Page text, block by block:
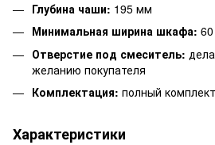
Глубина чаши: 195 мм
Минимальная ширина шкафа:
Отверстие под смеситель:
желанию покупателя
Комплектация: полный
Характеристики